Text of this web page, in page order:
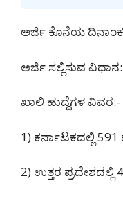
ಅರ್ಜಿ ಕೊನೆಯ
ಅರ್ಜಿ ಸಲ್ಲಿಸುವ
ಖಾಲಿ ಹುದ್ದೆಗಳ ವಿವರ:-
1) ಕರ್ನಾಟಕದಲ್ಲಿ
2) ಉತ್ತರ ಪ್ರದೇಶದಲ್ಲಿ